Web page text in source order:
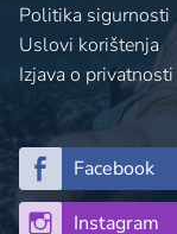
Politika sigurnosti
Uslovi korištenja
Izjava o privatnosti
Facebook
Instagram